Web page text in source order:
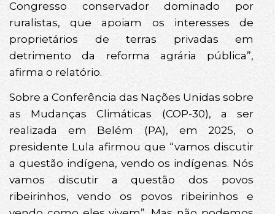
Congresso conservador dominado por
ruralistas, que apoiam os interesses de
proprietários de terras privadas em
detrimento da reforma agrária pública”,
afirma o relatório.
Sobre a Conferência das Nações Unidas sobre
as Mudanças Climáticas (COP-30), a ser
realizada em Belém (PA), em 2025, o
presidente Lula afirmou que “vamos discutir
a questão indígena, vendo os indígenas. Nós
vamos discutir a questão dos povos
ribeirinhos, vendo os povos ribeirinhos e